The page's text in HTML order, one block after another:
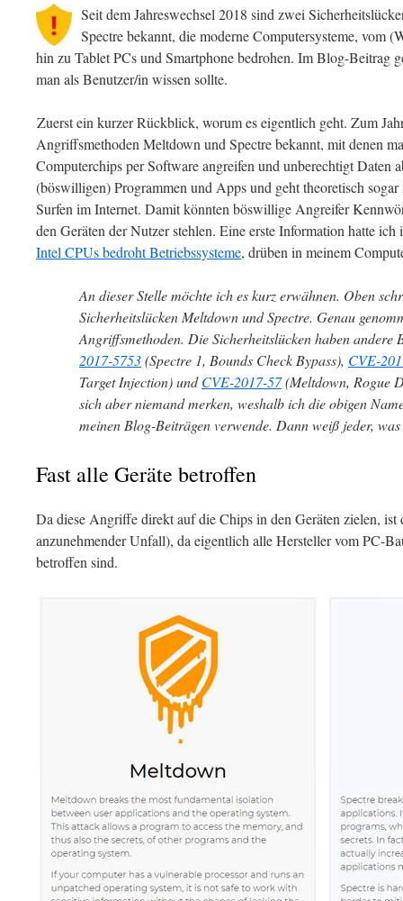
Seit dem Jahreswechsel 2018 sind zwei
Spectre bekannt, die moderne Computersysteme, vom
hin zu Tablet PCs und Smartphone bedrohen. Im Blog-Beitrag
man als Benutzer/in wissen sollte.
Zuerst ein kurzer Rückblick, worum es eigentlich geht. Zum
Angriffsmethoden Meltdown und Spectre bekannt, mit denen
Computerchips per Software angreifen und unberechtigt Daten
(böswilligen) Programmen und Apps und geht theoretisch
Surfen im Internet. Damit könnten böswillige Angreifer
den Geräten der Nutzer stehlen. Eine erste Information hatte
Intel CPUs bedroht Betriebssysteme, drüben in meinem
An dieser Stelle möchte ich es kurz erwähnen. Oben
Sicherheitslücken Meltdown und Spectre. Genau
Angriffsmethoden. Die Sicherheitslücken haben andere
2017-5753(Spectre 1, Bounds Check Bypass), CVE-
Target Injection) undCVE-2017-57(Meltdown, Rogue
sich aber niemand merken, weshalb ich die obigen
meinen Blog-Beiträgen verwende. Dann weiß jeder,
Fast alle Geräte betroffen
Da diese Angriffe direkt auf die Chips in den Geräten zielen,
anzunehmender Unfall), da eigentlich alle Hersteller vom PC-
betroffen sind.